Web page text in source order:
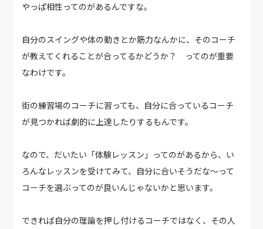
やっぱ相性ってのがあるんですな。
自分のスイングや体の動きとか筋力なんかに、そのコーチ
が教えてくれることが合ってるかどうか？ ってのが重要
なわけです。
街の練習場のコーチに習っても、自分に合っているコーチ
が見つかれば劇的に上達したりするもんです。
なので、だいたい「体験レッスン」ってのがあるから、い
ろんなレッスンを受けてみて、自分に合いそうだな〜って
コーチを選ぶってのが良いんじゃないかと思います。
できれば自分の理論を押し付けるコーチではなく、その人